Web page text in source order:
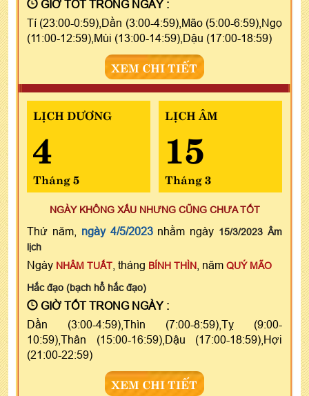
GIỜ TỐT TRONG NGÀY :
Tí (23:00-0:59),Dần (3:00-4:59),Mão (5:00-6:59),Ngọ
(11:00-12:59),Mùi (13:00-14:59),Dậu (17:00-18:59)
XEM CHI TIẾT
LỊCH DƯƠNG
4
Tháng 5
LỊCH ÂM
15
Tháng 3
NGÀY KHÔNG XẤU NHƯNG CŨNG CHƯA TỐT
Thứ năm, ngày 4/5/2023nhằm ngày 15/3/2023 Âm
lịch
Ngày NHÂM TUẤT , tháng BÍNH THÌN , năm QUÝ MÃO
Hắc đạo (bạch hổ hắc đạo)
GIỜ TỐT TRONG NGÀY :
Dần (3:00-4:59),Thìn (7:00-8:59),Tỵ (9:00-
10:59),Thân (15:00-16:59),Dậu (17:00-18:59),Hợi
(21:00-22:59)
XEM CHI TIẾT